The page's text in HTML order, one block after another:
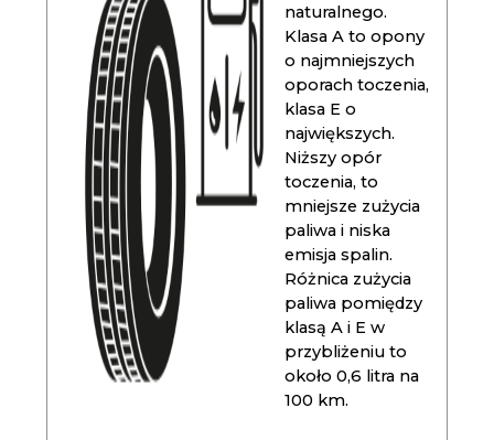
naturalnego.
Klasa A to opony
o najmniejszych
oporach toczenia,
klasa E o
największych.
Niższy opór
toczenia, to
mniejsze zużycia
paliwa i niska
emisja spalin.
Różnica zużycia
paliwa pomiędzy
klasą A i E w
przybliżeniu to
około 0,6 litra na
100 km.